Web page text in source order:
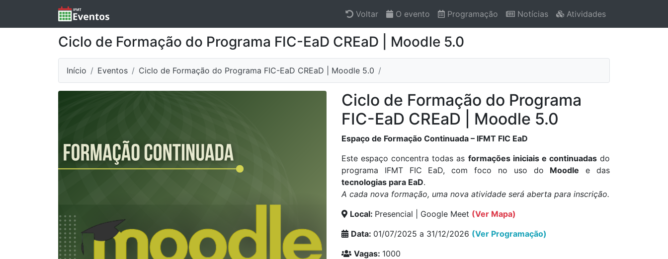
Voltar O evento Programação Notícias Atividades
Ciclo de Formação do Programa FIC-EaD CREaD | Moodle 5.0
Início Eventos Ciclo de Formação do Programa FIC-EaD CREaD | Moodle 5.0
Ciclo de Formação do Programa
FIC-EaD CREaD | Moodle 5.0
Espaço de Formação Continuada – IFMT FIC EaD
Este espaço concentra todas as formações iniciais e continuadasdo
programa IFMT FIC EaD, com foco no uso do Moodle e das
tecnologias para EaD.
A cada nova formação, uma nova atividade será aberta para inscrição.
Local: Presencial | Google Meet (Ver Mapa)
Data: 01/07/2025 a 31/12/2026 (Ver Programação)
Vagas: 1000